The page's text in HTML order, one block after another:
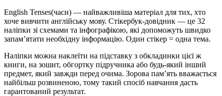
English Tenses(часи) — найважливіша матеріал для тих, хто
хоче вивчити англійську мову. Стікербук-довідник — це 32
наліпки зі схемами та інфографікою, які допоможуть швидко
запам’ятати необхідну інформацію. Один стікер = одна тема.
Наліпки можна наклеїти на підставку з обкладинки цієї ж
книги, на зошит, обгортку підручника або будь-який інший
предмет, який завжди перед очима. Зорова пам’ять вважається
найбільш розвиненою, тому такий спосіб навчання дасть
гарантований результат.